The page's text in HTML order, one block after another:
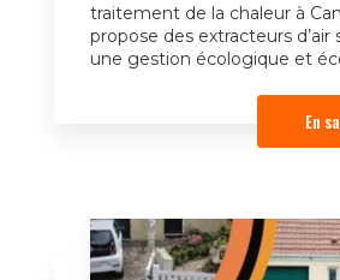
traitement de la chaleur à
propose des extracteurs d’air
une gestion écologique et
En